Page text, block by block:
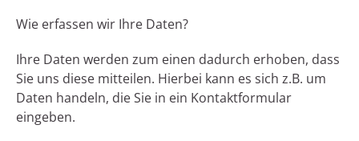
Wie erfassen wir Ihre Daten?
Ihre Daten werden zum einen dadurch erhoben, dass
Sie uns diese mitteilen. Hierbei kann es sich z.B. um
Daten handeln, die Sie in ein Kontaktformular
eingeben.